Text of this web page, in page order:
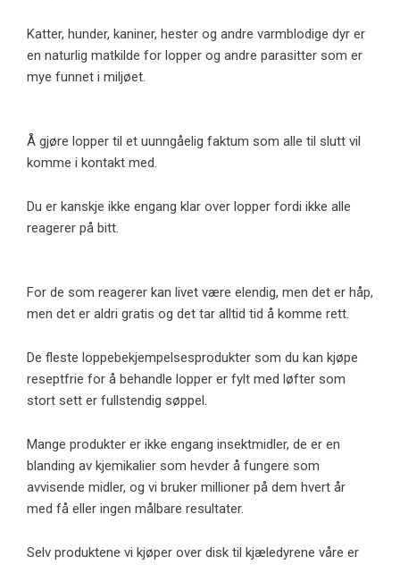
Katter, hunder, kaniner, hester og andre varmblodige dyr er
en naturlig matkilde for lopper og andre parasitter som er
mye funnet i miljøet.
Å gjøre lopper til et uunngåelig faktum som alle til slutt vil
komme i kontakt med.
Du er kanskje ikke engang klar over lopper fordi ikke alle
reagerer på bitt.
For de som reagerer kan livet være elendig, men det er håp,
men det er aldri gratis og det tar alltid tid å komme rett.
De fleste loppebekjempelsesprodukter som du kan kjøpe
reseptfrie for å behandle lopper er fylt med løfter som
stort sett er fullstendig søppel.
Mange produkter er ikke engang insektmidler, de er en
blanding av kjemikalier som hevder å fungere som
avvisende midler, og vi bruker millioner på dem hvert år
med få eller ingen målbare resultater.
Selv produktene vi kjøper over disk til kjæledyrene våre er